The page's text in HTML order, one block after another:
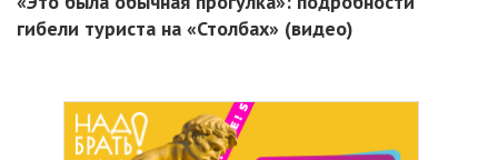
гибели туриста на «Столбах» (видео)